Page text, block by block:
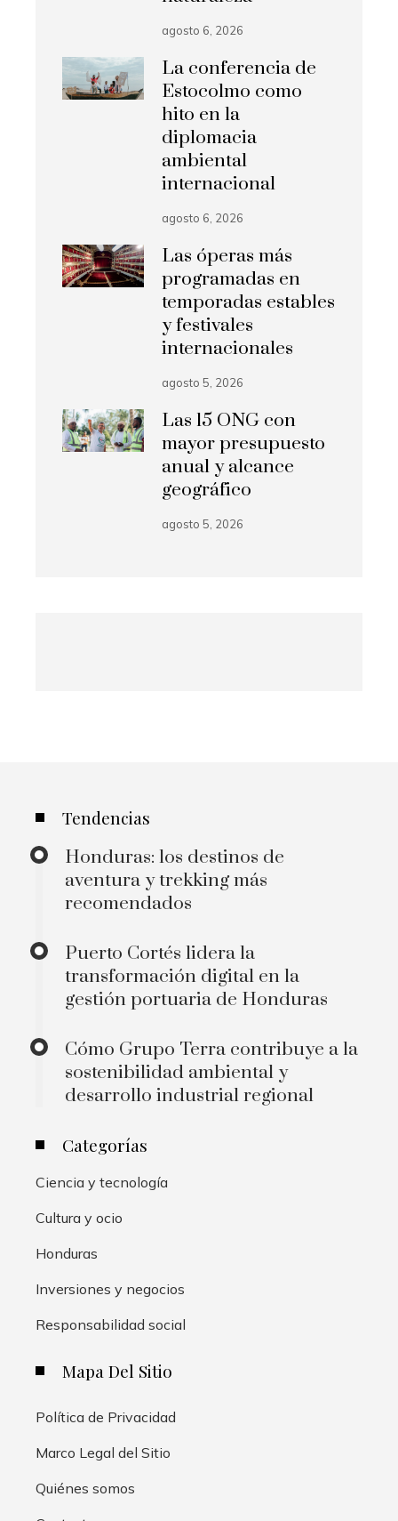
agosto 6, 2026
La conferencia de
Estocolmo como
hito en la
diplomacia
ambiental
internacional
agosto 6, 2026
Las óperas más
programadas en
temporadas estables
y festivales
internacionales
agosto 5, 2026
Las 15 ONG con
mayor presupuesto
anual y alcance
geográfico
agosto 5, 2026
Tendencias
Honduras: los destinos de
aventura y trekking más
recomendados
Puerto Cortés lidera la
transformación digital en la
gestión portuaria de Honduras
Cómo Grupo Terra contribuye a la
sostenibilidad ambiental y
desarrollo industrial regional
Categorías
Ciencia y tecnología
Cultura y ocio
Honduras
Inversiones y negocios
Responsabilidad social
Mapa Del Sitio
Política de Privacidad
Marco Legal del Sitio
Quiénes somos